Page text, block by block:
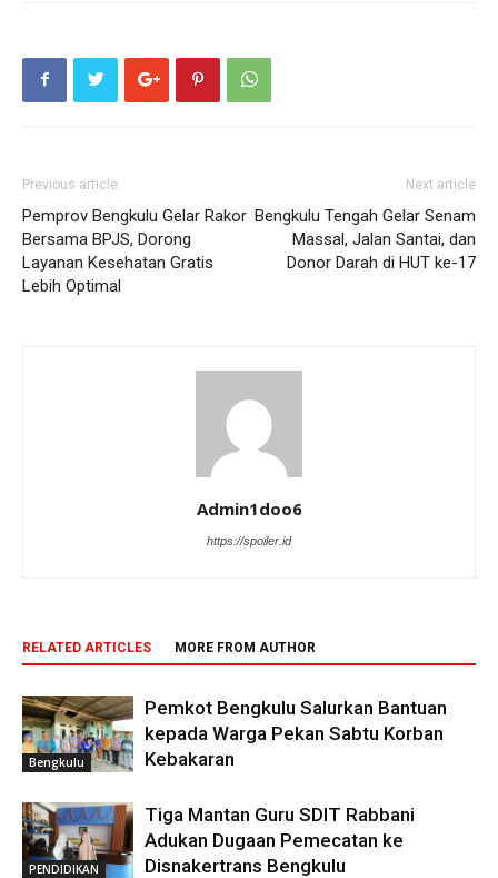
Previous article
Pemprov Bengkulu Gelar Rakor
Bersama BPJS, Dorong
Layanan Kesehatan Gratis
Lebih Optimal
Next article
Bengkulu Tengah Gelar Senam
Massal, Jalan Santai, dan
Donor Darah di HUT ke-17
Admin1doo6
https://spoiler.id
RELATED ARTICLES MORE FROM AUTHOR
Bengkulu
Pemkot Bengkulu Salurkan Bantuan
kepada Warga Pekan Sabtu Korban
Kebakaran
PENDIDIKAN
Tiga Mantan Guru SDIT Rabbani
Adukan Dugaan Pemecatan ke
Disnakertrans Bengkulu